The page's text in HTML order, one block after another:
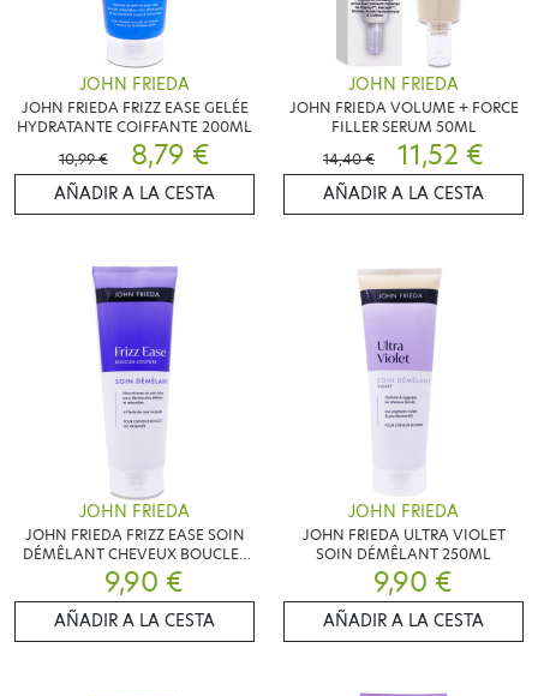
JOHN FRIEDA
JOHN FRIEDA FRIZZ EASE GELÉE
HYDRATANTE COIFFANTE 200ML
10,99 €
8,79 €
AÑADIR A LA CESTA
JOHN FRIEDA
JOHN FRIEDA VOLUME + FORCE
FILLER SERUM 50ML
14,40 €
11,52 €
AÑADIR A LA CESTA
JOHN FRIEDA
JOHN FRIEDA FRIZZ EASE SOIN
DÉMÊLANT CHEVEUX BOUCLES
250ML
9,90 €
AÑADIR A LA CESTA
JOHN FRIEDA
JOHN FRIEDA ULTRA VIOLET
SOIN DÉMÊLANT 250ML
9,90 €
AÑADIR A LA CESTA